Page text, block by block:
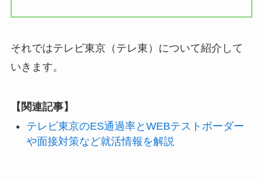
それではテレビ東京（テレ東）について紹介して
いきます。
【関連記事】
テレビ東京のES通過率とWEBテストボーダー
や面接対策など就活情報を解説